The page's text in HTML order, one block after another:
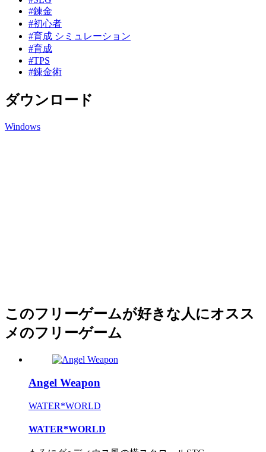
#錬金
#初心者
#育成 シミュレーション
#育成
#TPS
#錬金術
ダウンロード
Windows
このフリーゲームが好きな人にオスス
メのフリーゲーム
Angel Weapon
WATER*WORLD
WATER*WORLD